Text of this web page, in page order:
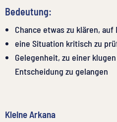
Bedeutung:
Chance etwas zu klären, auf
eine Situation kritisch zu
Gelegenheit, zu einer
Entscheidung zu gelangen
Kleine Arkana